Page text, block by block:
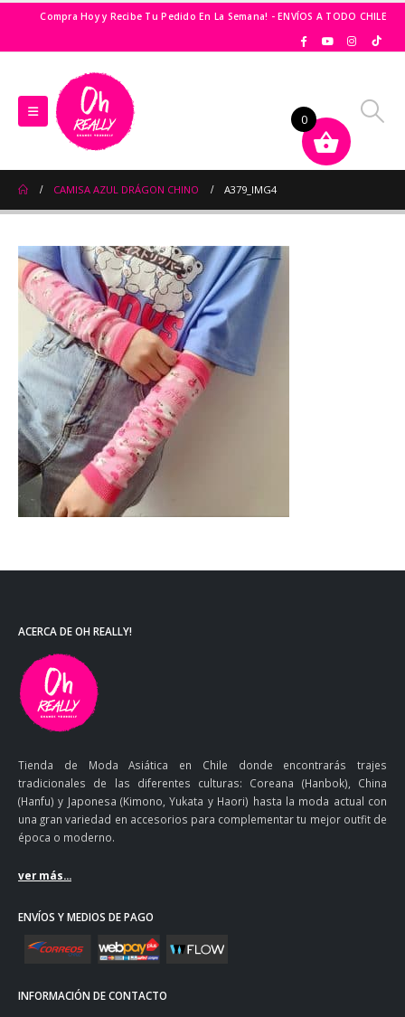
Compra Hoy y Recibe Tu Pedido En La Semana! - ENVÍOS A TODO CHILE
CAMISA AZUL DRÁGON CHINO A379_IMG4
ACERCA DE OH REALLY!
Tienda de Moda Asiática en Chile donde encontrarás trajes
tradicionales de las diferentes culturas: Coreana (Hanbok), China
(Hanfu) y Japonesa (Kimono, Yukata y Haori) hasta la moda actual con
una gran variedad en accesorios para complementar tu mejor outfit de
época o moderno.
ver más...
ENVÍOS Y MEDIOS DE PAGO
INFORMACIÓN DE CONTACTO
0